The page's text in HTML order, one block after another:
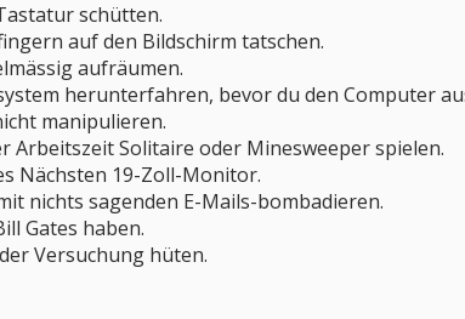
schütten.
auf den Bildschirm tatschen.
aufräumen.
herunterfahren, bevor du den Computer
manipulieren.
Arbeitszeit Solitaire oder Minesweeper spielen.
Nächsten 19-Zoll-Monitor.
nichts sagenden E-Mails-bombadieren.
Gates haben.
Versuchung hüten.